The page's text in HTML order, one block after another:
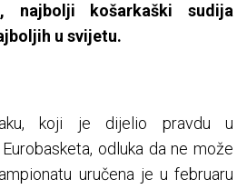
najbolji košarkaški sudija
u svijetu.
koji je dijelio pravdu u
odluka da ne može
uručena je u februaru